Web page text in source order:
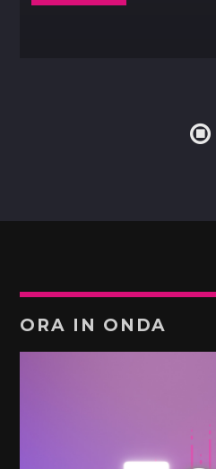
ORA IN ONDA